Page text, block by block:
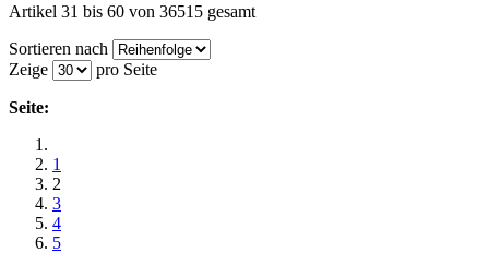
Artikel 31 bis 60 von 36515 gesamt
Sortieren nach
Zeige
pro Seite
Seite:
1
2
3
4
5